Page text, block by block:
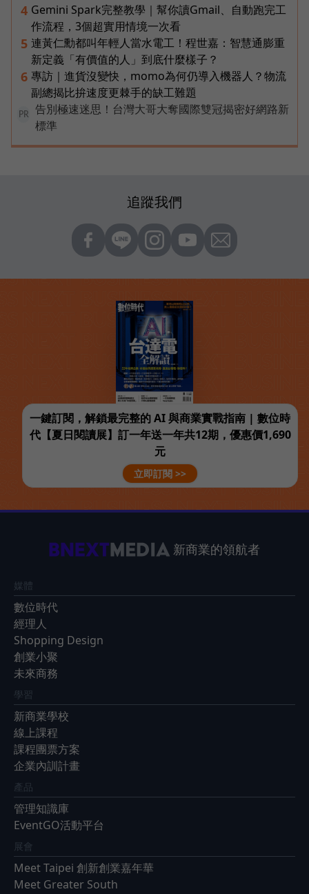
4 Gemini Spark完整教學｜幫你讀Gmail、自動跑完工
作流程，3個超實用情境一次看
5 連黃仁勳都叫年輕人當水電工！程世嘉：智慧通膨重
新定義「有價值的人」到底什麼樣子？
6 專訪｜進貨沒變快，momo為何仍導入機器人？物流
副總揭比拚速度更棘手的缺工難題
PR
告別極速迷思！台灣大哥大奪國際雙冠揭密好網路新
標準
追蹤我們
一鍵訂閱，解鎖最完整的 AI 與商業實戰指南 | 數位時
代【夏日閱讀展】訂一年送一年共12期，優惠價1,690
元
立即訂閱 >>
新商業的領航者
媒體
數位時代
經理人
Shopping Design
創業小聚
未來商務
學習
新商業學校
線上課程
課程團票方案
企業內訓計畫
產品
管理知識庫
EventGO活動平台
展會
Meet Taipei 創新創業嘉年華
Meet Greater South